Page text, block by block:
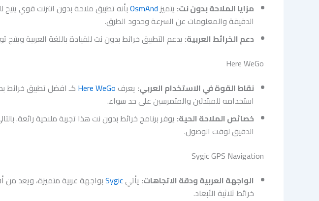
مزايا الملاحة بدون نت: يتميز OsmAndبأنه تطبيق ملاحة بدون انترنت قوي
الدقيقة والمعلومات عن السرعة وحدود الطرق.
دعم الخرائط العربية: يدعم التطبيق خرائط بدون نت للقيادة باللغة العربية
Here WeGo
نقاط القوة في الاستخدام العربي: يعرفHere WeGo كـ افضل تطبيق خرائط
استخدامه للمبتدئين والمتمرسين على حد سواء.
خصائص الملاحة الحية: يوفر برنامج خرائط بدون نت هذا تجربة ملاحية رائعة.
الدقيق لوقت الوصول.
Sygic GPS Navigation
الواجهة العربية ودقة الاتجاهات: يأتيSygic
خرائط ثلاثية الأبعاد.